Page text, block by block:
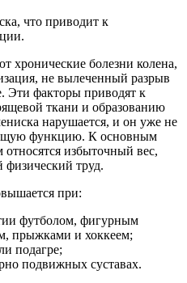
что приводит к
хронические болезни колена,
не вылеченный разрыв
Эти факторы приводят к
ткани и образованию
нарушается, и он уже не
функцию. К основным
избыточный вес,
физический труд.
при:
футболом, фигурным
прыжками и хоккеем;
подагре;
подвижных суставах.